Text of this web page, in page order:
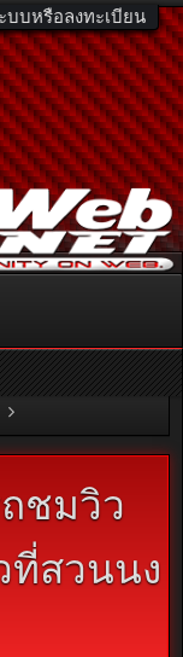
บบหรือลงทะเบียน
โทร. 081-811-1138
ลิกที่นี่
ชมวิว
ที่สวนนง